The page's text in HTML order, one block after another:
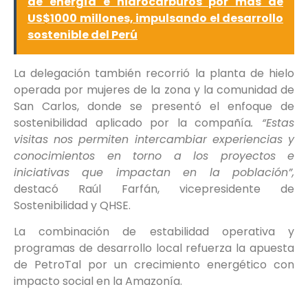
US$1000 millones, impulsando el desarrollo
sostenible del Perú
La delegación también recorrió la planta de hielo
operada por mujeres de la zona y la comunidad de
San Carlos, donde se presentó el enfoque de
sostenibilidad aplicado por la compañía. “Estas
visitas nos permiten intercambiar experiencias y
conocimientos en torno a los proyectos e
iniciativas que impactan en la población”,
destacó Raúl Farfán, vicepresidente de
Sostenibilidad y QHSE.
La combinación de estabilidad operativa y
programas de desarrollo local refuerza la apuesta
de PetroTal por un crecimiento energético con
impacto social en la Amazonía.